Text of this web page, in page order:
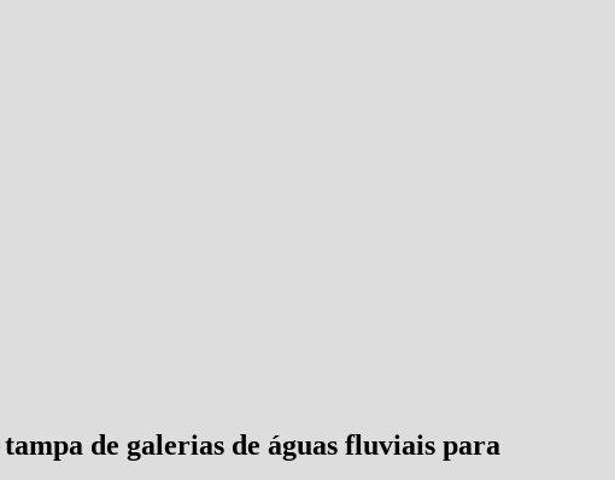
de galerias de águas fluviais para